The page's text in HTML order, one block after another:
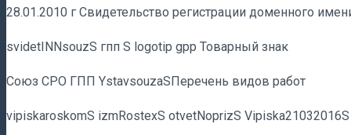
28.01.2010 г Свидетельство регистрации доменного
svidetINNsouzS гпп S logotip gpp Товарный знак
Союз СРО ГПП YstavsouzaSПеречень видов работ
vipiskaroskomS izmRostexS otvetNoprizS Vipiska21032016S